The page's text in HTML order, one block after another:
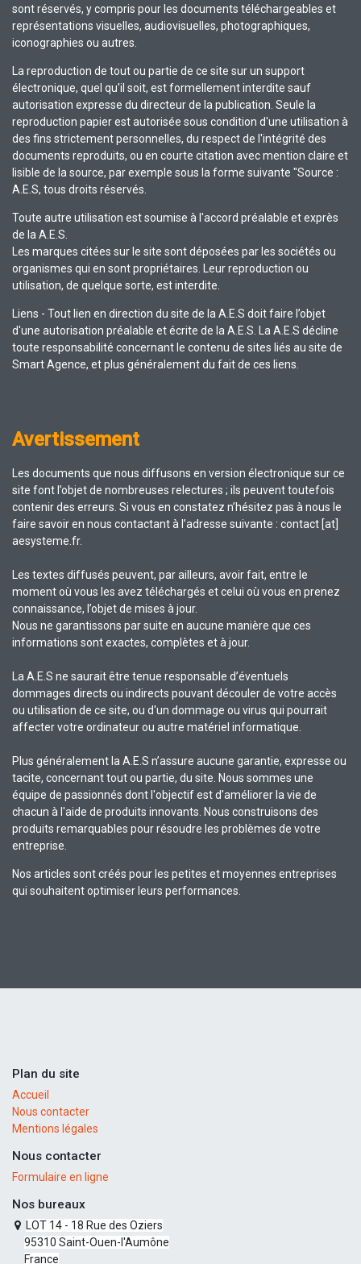
sont réservés, y compris pour les documents téléchargeables et
représentations visuelles, audiovisuelles, photographiques,
iconographies ou autres.
La reproduction de tout ou partie de ce site sur un support
électronique, quel qu'il soit, est formellement interdite sauf
autorisation expresse du directeur de la publication. Seule la
reproduction papier est autorisée sous condition d'une utilisation à
des fins strictement personnelles, du respect de l'intégrité des
documents reproduits, ou en courte citation avec mention claire et
lisible de la source, par exemple sous la forme suivante "Source :
A.E.S, tous droits réservés.
Toute autre utilisation est soumise à l'accord préalable et exprès
de la A.E.S.
Les marques citées sur le site sont déposées par les sociétés ou
organismes qui en sont propriétaires. Leur reproduction ou
utilisation, de quelque sorte, est interdite.
Liens - Tout lien en direction du site de la A.E.S doit faire l’objet
d'une autorisation préalable et écrite de la A.E.S. La A.E.S décline
toute responsabilité concernant le contenu de sites liés au site de
Smart Agence, et plus généralement du fait de ces liens.
Avertissement
Les documents que nous diffusons en version électronique sur ce
site font l’objet de nombreuses relectures ; ils peuvent toutefois
contenir des erreurs. Si vous en constatez n’hésitez pas à nous le
faire savoir en nous contactant à l’adresse suivante : contact [at]
aesysteme.fr.
Les textes diffusés peuvent, par ailleurs, avoir fait, entre le
moment où vous les avez téléchargés et celui où vous en prenez
connaissance, l’objet de mises à jour.
Nous ne garantissons par suite en aucune manière que ces
informations sont exactes, complètes et à jour.
La A.E.S ne saurait être tenue responsable d’éventuels
dommages directs ou indirects pouvant découler de votre accès
ou utilisation de ce site, ou d'un dommage ou virus qui pourrait
affecter votre ordinateur ou autre matériel informatique.
Plus généralement la A.E.S n’assure aucune garantie, expresse ou
tacite, concernant tout ou partie, du site. Nous sommes une
équipe de passionnés dont l'objectif est d'améliorer la vie de
chacun à l'aide de produits innovants. Nous construisons des
produits remarquables pour résoudre les problèmes de votre
entreprise.
Nos articles sont créés pour les petites et moyennes entreprises
qui souhaitent optimiser leurs performances.
Plan du site
Accueil
Nous contacter
Mentions légales
Nous contacter
Formulaire en ligne
Nos bureaux
LOT 14 - 18 Rue des Oziers
95310 Saint-Ouen-l'Aumône
France